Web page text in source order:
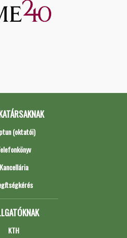
(oktatói)
Kancellária
KTH